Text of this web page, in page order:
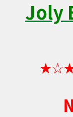
Joly